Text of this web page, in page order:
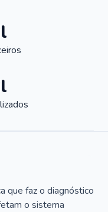
que faz o diagnóstico
o sistema